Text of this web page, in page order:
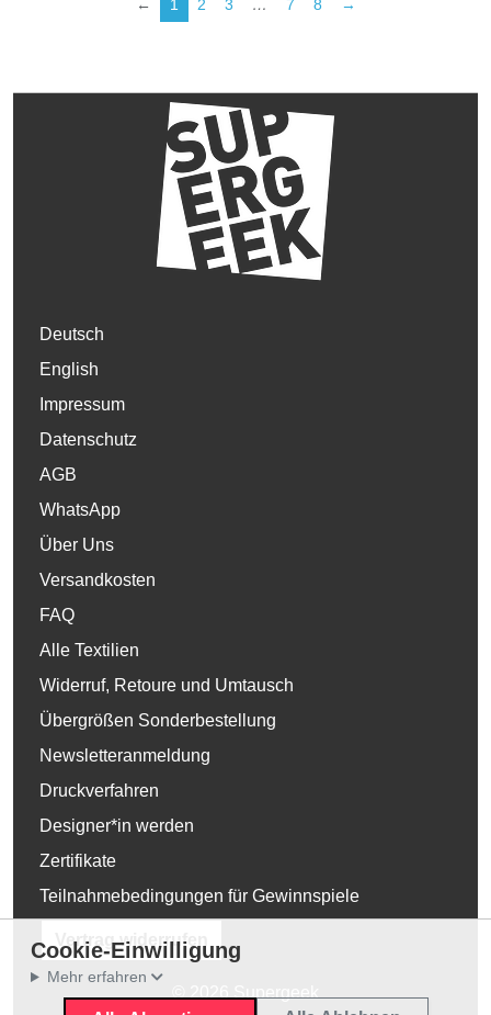
← 1 2 3 … 7 8 →
Deutsch
English
Impressum
Datenschutz
AGB
WhatsApp
Über Uns
Versandkosten
FAQ
Alle Textilien
Widerruf, Retoure und Umtausch
Übergrößen Sonderbestellung
Newsletteranmeldung
Druckverfahren
Designer*in werden
Zertifikate
Teilnahmebedingungen für Gewinnspiele
Vertrag widerrufen
Cookie-Einwilligung
Mehr erfahren